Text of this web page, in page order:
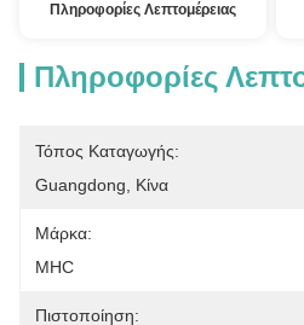
Πληροφορίες Λεπτομέρειας
Πληροφορίες
Τόπος Καταγωγής:
Guangdong, Κίνα
Μάρκα:
MHC
Πιστοποίηση: